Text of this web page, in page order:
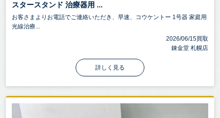
スタースタンド 治療器用 ...
お客さまよりお電話でご連絡いただき、早速、コウケントー 1号器 家庭用
光線治療...
2026/06/15買取
錬金堂 札幌店
詳しく見る